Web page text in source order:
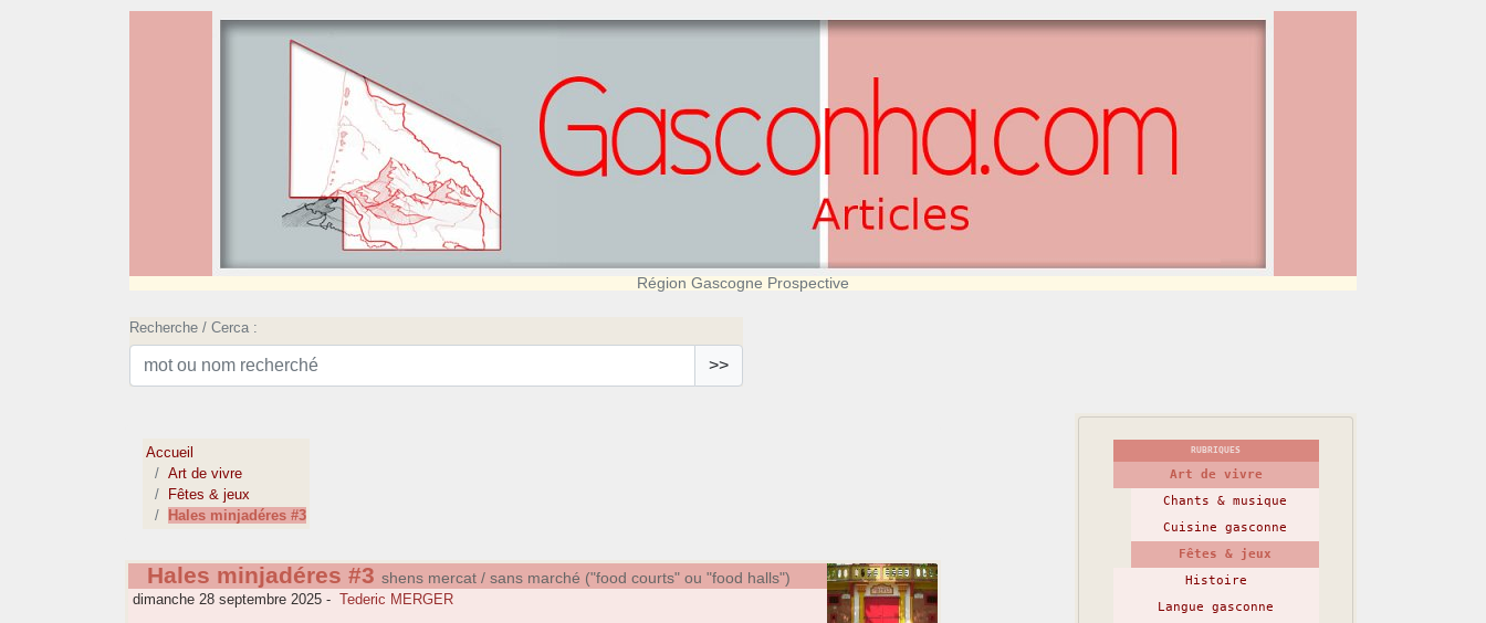
Région Gascogne Prospective
Recherche / Cerca :
>>
Accueil
Art de vivre
Fêtes & jeux
Hales minjadéres #3
Hales minjadéres #3 shens mercat / sans marché ("food courts" ou "food halls")
dimanche 28 septembre 2025 - Tederic MERGER
RUBRIQUES
Art de vivre
Chants & musique
Cuisine gasconne
Fêtes & jeux
Histoire
Langue gasconne